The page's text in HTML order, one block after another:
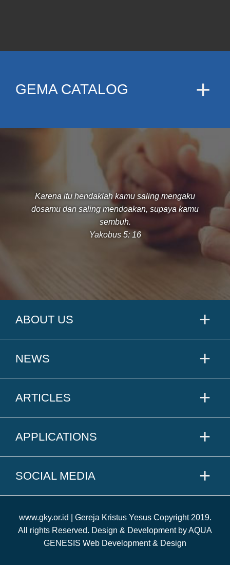
GEMA CATALOG
Karena itu hendaklah kamu saling mengaku
dosamu dan saling mendoakan, supaya kamu
sembuh.
Yakobus 5: 16
ABOUT US
NEWS
ARTICLES
APPLICATIONS
SOCIAL MEDIA
www.gky.or.id | Gereja Kristus Yesus Copyright 2019.
All rights Reserved. Design & Development by AQUA
GENESIS Web Development & Design